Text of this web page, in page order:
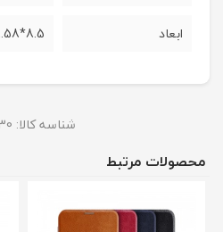
ابعاد 8.5*78.58*158.48 میلی متر
شناسه کالا:
محصولات مرتبط